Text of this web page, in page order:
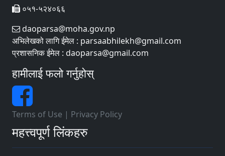
०५१-५२४०६६
daoparsa@moha.gov.np
अभिलेखको लागि ईमेल : parsaabhilekh@gmail.com
प्रशासनिक ईमेल : daoparsa@gmail.com
हामीलाई फलो गर्नुहोस्
Terms of Use | Privacy Policy
महत्त्वपूर्ण लिंकहरु